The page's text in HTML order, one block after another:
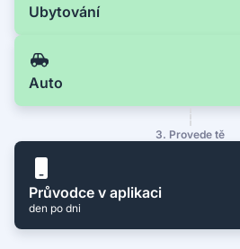
Ubytování
Auto
3. Provede tě
Průvodce v aplikaci
den po dni